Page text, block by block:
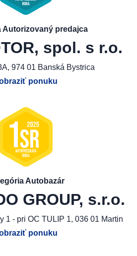
Autorizovaný predajca
spol. s r.o.
974 01 Banská Bystrica
ponuku
Autobazár
GROUP, s.r.o.
1 - pri OC TULIP 1, 036 01 Martin
ponuku